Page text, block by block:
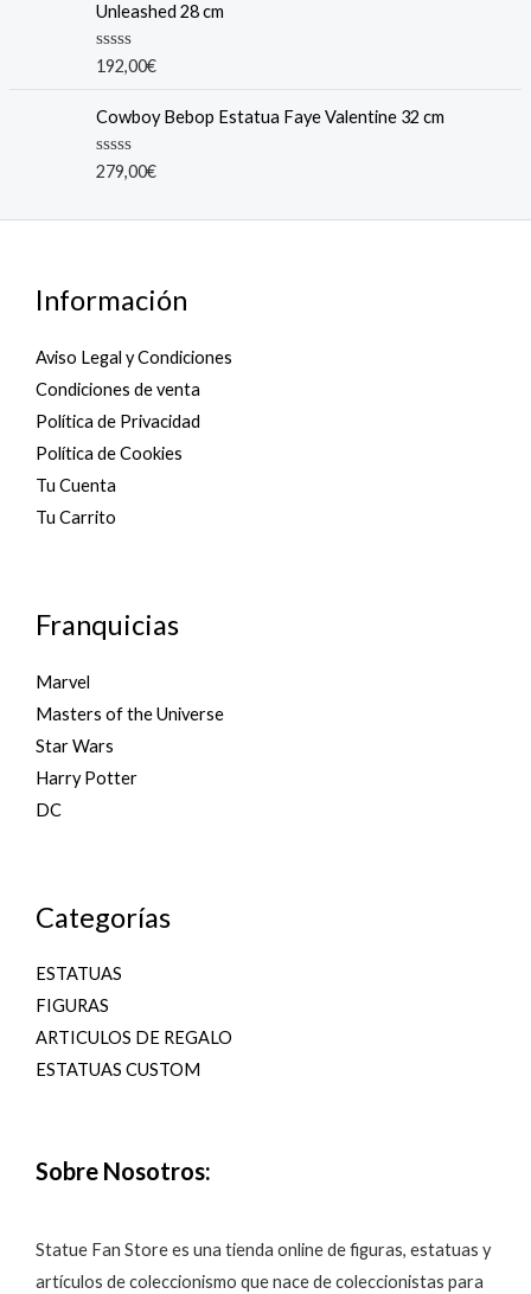
5
0
o
u
t
5
Unleashed 28 cm
R
e
0
o
u
192,00€
Cowboy Bebop Estatua Faye Valentine 32 cm
R
e
t
5
279,00€
Información
Aviso Legal y Condiciones
Condiciones de venta
Política de Privacidad
Política de Cookies
Tu Cuenta
Tu Carrito
Franquicias
Marvel
Masters of the Universe
Star Wars
Harry Potter
DC
Categorías
ESTATUAS
FIGURAS
ARTICULOS DE REGALO
ESTATUAS CUSTOM
Sobre Nosotros:
Statue Fan Store es una tienda online de figuras, estatuas y
artículos de coleccionismo que nace de coleccionistas para